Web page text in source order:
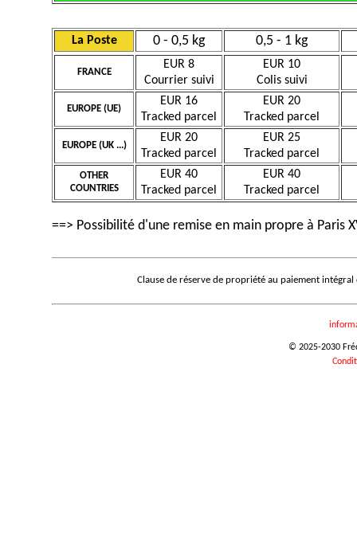
La Poste 0 - 0,5 kg 0,5 - 1 kg
FRANCE
EUR 8
Courrier suivi
EUR 10
Colis suivi
EUROPE (UE)
EUR 16
Tracked parcel
EUR 20
Tracked parcel
EUROPE (UK ...)
EUR 20
Tracked parcel
EUR 25
Tracked parcel
OTHER
COUNTRIES
EUR 40
Tracked parcel
EUR 40
Tracked parcel
==> Possibilité d'une remise en main propre à Paris
Clause de réserve de propriété au paiement
© 2025-2030